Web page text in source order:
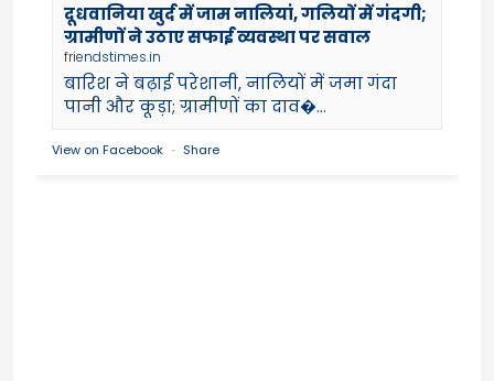
दूधवानिया खुर्द में जाम नालियां, गलियों में गंदगी;
ग्रामीणों ने उठाए सफाई व्यवस्था पर सवाल
friendstimes.in
बारिश ने बढ़ाई परेशानी, नालियों में जमा गंदा
पानी और कूड़ा; ग्रामीणों का दाव�...
View on Facebook · Share